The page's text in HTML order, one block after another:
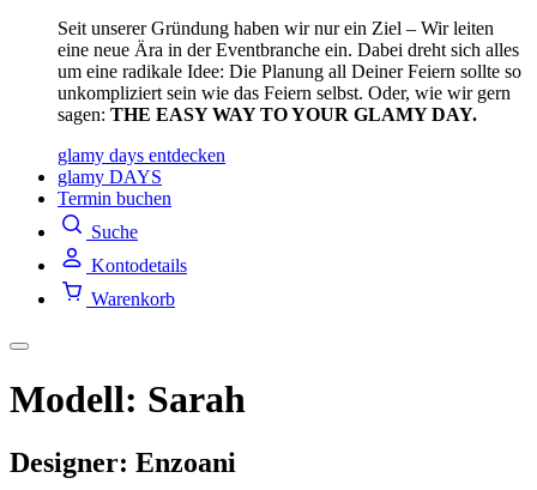
Seit unserer Gründung haben wir nur ein Ziel – Wir leiten
eine neue Ära in der Eventbranche ein. Dabei dreht sich alles
um eine radikale Idee: Die Planung all Deiner Feiern sollte so
unkompliziert sein wie das Feiern selbst. Oder, wie wir gern
sagen: THE EASY WAY TO YOUR GLAMY DAY.
glamy days entdecken
glamy DAYS
Termin buchen
Suche
Kontodetails
Warenkorb
Modell: Sarah
Designer: Enzoani